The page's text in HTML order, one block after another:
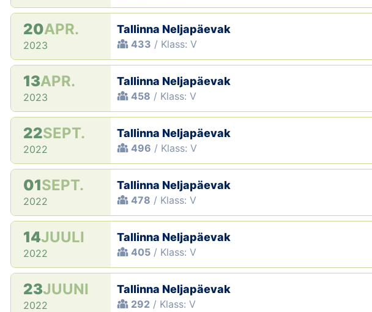
20APR.
2023
Tallinna Neljapäevak
433 / Klass: V
13APR.
2023
Tallinna Neljapäevak
458 / Klass: V
22SEPT.
2022
Tallinna Neljapäevak
496 / Klass: V
01SEPT.
2022
Tallinna Neljapäevak
478 / Klass: V
14JUULI
2022
Tallinna Neljapäevak
405 / Klass: V
23JUUNI
2022
Tallinna Neljapäevak
292 / Klass: V